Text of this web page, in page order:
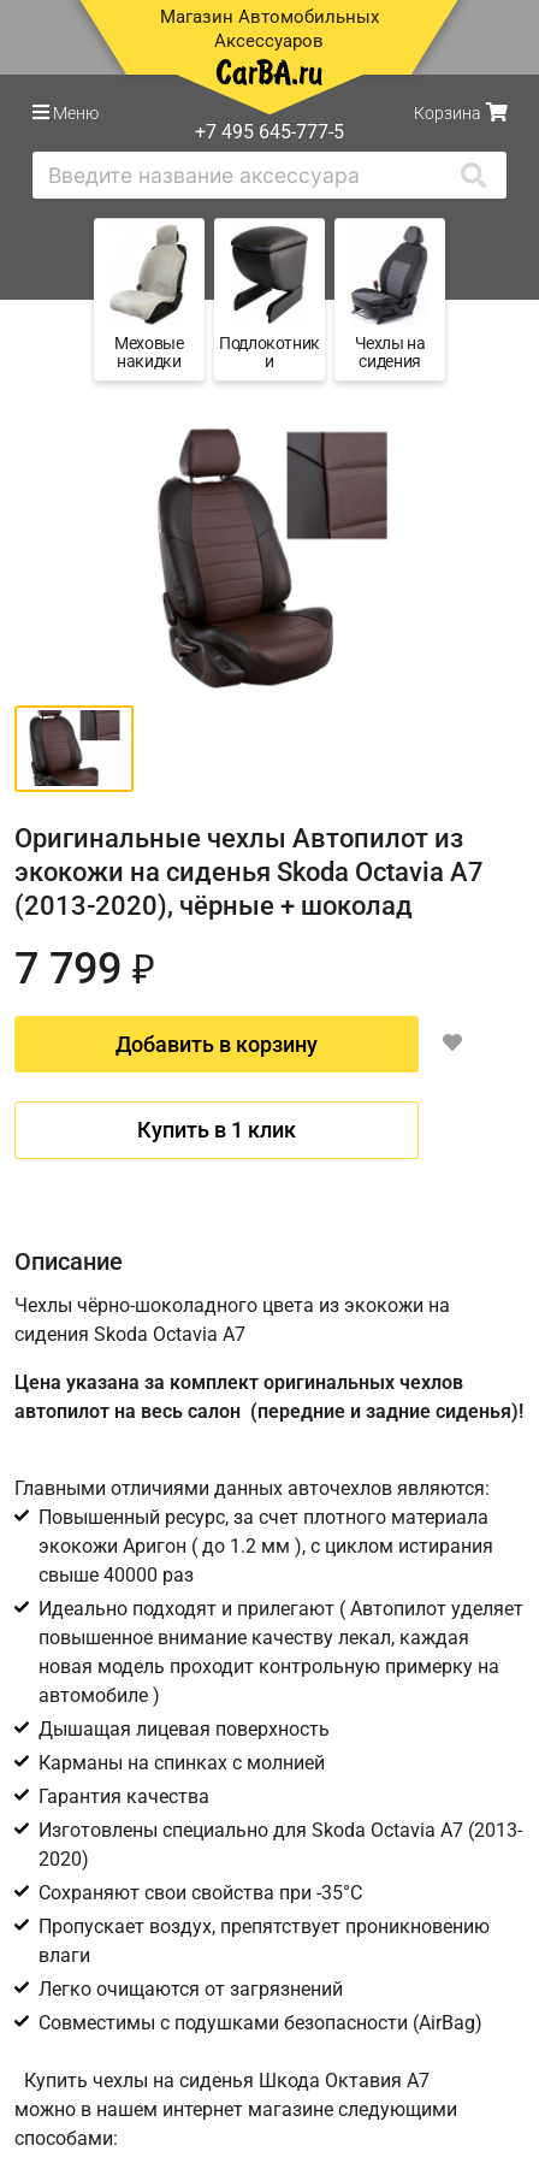
Магазин Автомобильных
Аксессуаров
Меню
+7 495 645-777-5
Корзина
Меховые
накидки
Подлокотник
и
Чехлы на
сидения
Оригинальные чехлы Автопилот из
экокожи на сиденья Skoda Octavia A7
(2013-2020), чёрные + шоколад
7 799 ₽
Добавить в корзину
Купить в 1 клик
Имя
Соглашение об обработке персональных данных
Для подтверждения своего согласия на обработку ваших
персональных данных в целях исполнения запроса введите
в поле ниже цифру
Цифра с картинки
Описание
Чехлы чёрно-шоколадного цвета из экокожи на
сидения Skoda Octavia A7
Цена указана за комплект оригинальных чехлов
автопилот на весь салон (передние и задние сиденья)!
Главными отличиями данных авточехлов являются:
Повышенный ресурс, за счет плотного материала
экокожи Аригон ( до 1.2 мм ), с циклом истирания
свыше 40000 раз
Идеально подходят и прилегают ( Автопилот уделяет
повышенное внимание качеству лекал, каждая
новая модель проходит контрольную примерку на
автомобиле )
Дышащая лицевая поверхность
Карманы на спинках с молнией
Гарантия качества
Изготовлены специально для Skoda Octavia A7 (2013-
2020)
Сохраняют свои свойства при -35°С
Пропускает воздух, препятствует проникновению
влаги
Легко очищаются от загрязнений
Совместимы с подушками безопасности (AirBag)
Купить чехлы на сиденья Шкода Октавия А7
можно в нашем интернет магазине следующими
способами: